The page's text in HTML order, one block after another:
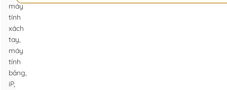
máy
tính
xách
tay,
máy
tính
bảng,
iP,